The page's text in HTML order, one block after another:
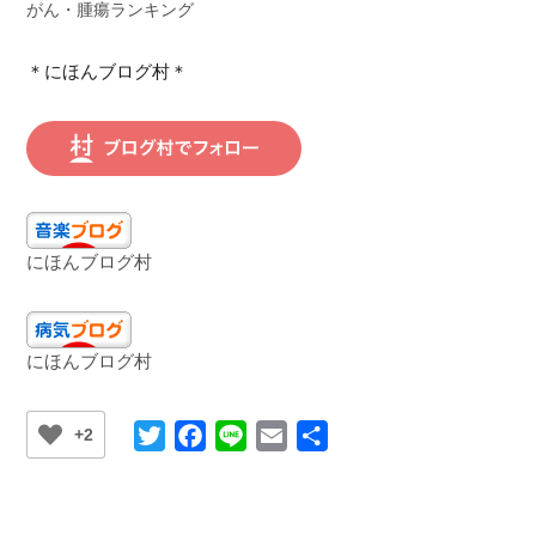
がん・腫瘍ランキング
＊にほんブログ村＊
にほんブログ村
にほんブログ村
+2 TwitterFacebook
Line Email